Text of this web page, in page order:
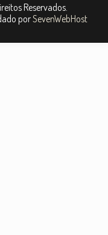
Reservados.
porSevenWebHost